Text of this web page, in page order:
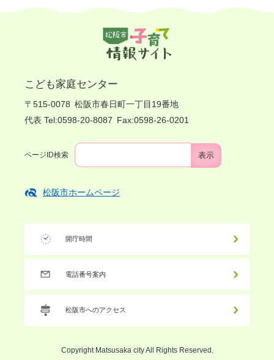
こども家庭センター
〒515-0078 松阪市春日町一丁目19番地
代表 Tel:0598-20-8087 Fax:0598-26-0201
ページID検索
松阪市ホームページ
開庁時間
電話番号案内
松阪市へのアクセス
Copyright Matsusaka city All Rights Reserved.